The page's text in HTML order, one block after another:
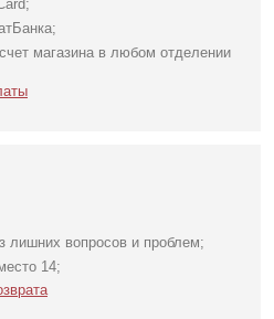
магазина в любом отделении
лишних вопросов и проблем;
14;
черное
нарядное
платье